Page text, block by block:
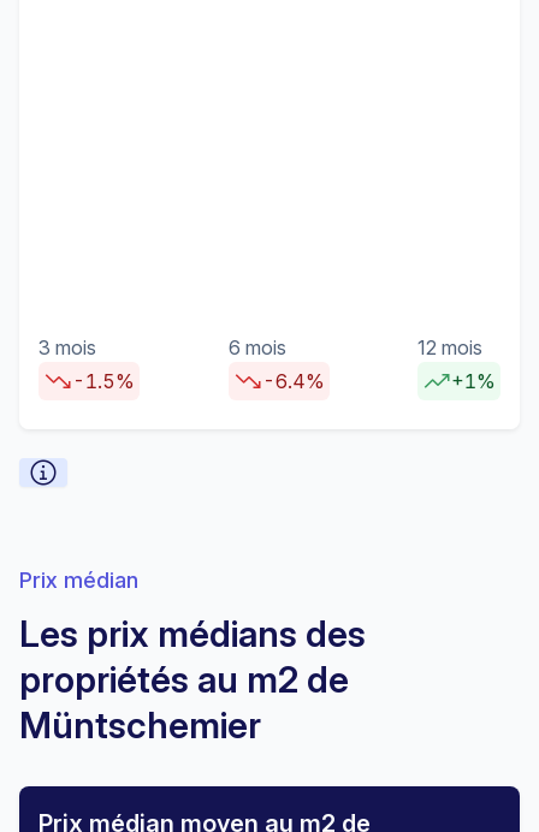
3 mois
-1.5%
6 mois
-6.4%
12 mois
+1%
Prix médian
Les prix médians des
propriétés au m2 de
Müntschemier
Prix médian moyen au m2 de